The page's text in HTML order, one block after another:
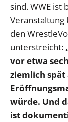
sind. WWE ist
Veranstaltung
den
unterstreicht:
vor etwa
ziemlich spät
würde. Und
ist